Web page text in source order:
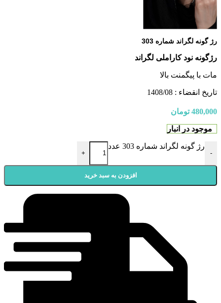
رژ گونه لگراند شماره 303
رژگونه نود کاراملی لگراند
مات با پیگمنت بالا
تاریخ انقضاء : 1408/08
480,000 تومان
موجود در انبار
-
رژ گونه لگراند شماره 303 عدد
+
افزودن به سبد خرید